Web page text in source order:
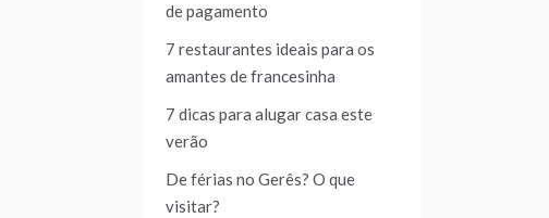
de pagamento
7 restaurantes ideais para os
amantes de francesinha
7 dicas para alugar casa este
verão
De férias no Gerês? O que
visitar?